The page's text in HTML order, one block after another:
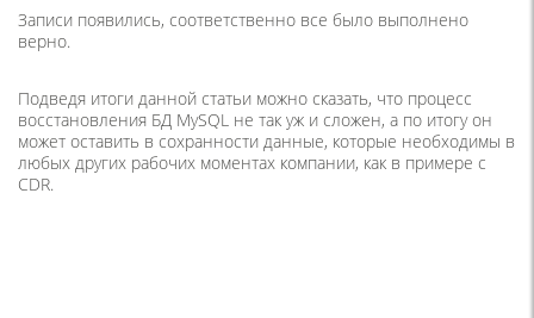
Записи появились, соответственно все было выполнено
верно.
Подведя итоги данной статьи можно сказать, что процесс
восстановления БД MySQL не так уж и сложен, а по итогу он
может оставить в сохранности данные, которые необходимы в
любых других рабочих моментах компании, как в примере с
CDR.